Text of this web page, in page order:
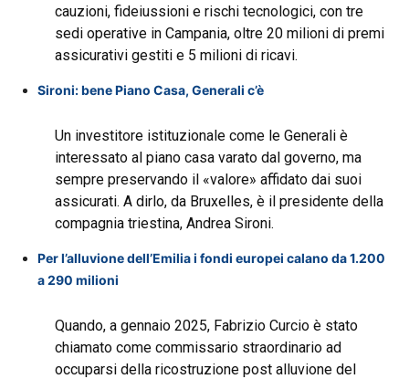
cauzioni, fideiussioni e rischi tecnologici, con tre
sedi operative in Campania, oltre 20 milioni di premi
assicurativi gestiti e 5 milioni di ricavi.
Sironi: bene Piano Casa, Generali c’è
Un investitore istituzionale come le Generali è
interessato al piano casa varato dal governo, ma
sempre preservando il «valore» affidato dai suoi
assicurati. A dirlo, da Bruxelles, è il presidente della
compagnia triestina, Andrea Sironi.
Per l’alluvione dell’Emilia i fondi europei calano da 1.200
a 290 milioni
Quando, a gennaio 2025, Fabrizio Curcio è stato
chiamato come commissario straordinario ad
occuparsi della ricostruzione post alluvione del